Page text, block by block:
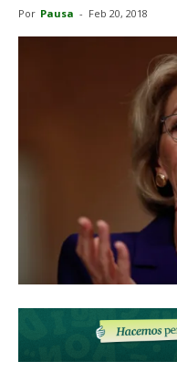
Por Pausa - Feb 20, 2018